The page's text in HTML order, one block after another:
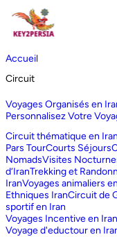
Accueil
Circuit
Voyages Organisés en
Personnalisez Votre
Circuit thématique en Iran
Pars TourCourts Séjours
NomadsVisites
d‘IranTrekking et
IranVoyages animaliers
Ethniques IranCircuit de
sportif en Iran
Voyages Incentive en Iran
Voyage d'eductour en